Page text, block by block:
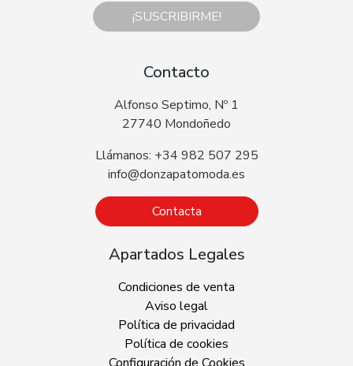
¡SUSCRIBIRME!
Contacto
Alfonso Septimo, Nº 1
27740 Mondoñedo
Llámanos: +34 982 507 295
info@donzapatomoda.es
Contacta
Apartados Legales
Condiciones de venta
Aviso legal
Política de privacidad
Política de cookies
Configuración de Cookies